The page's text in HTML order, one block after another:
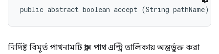
public abstract boolean accept (String pathName)
নির্দিষ্ট বিমূর্ত পাথনামটি ক্লাস পাথ এন্ট্রি তালিকায় অন্তর্ভুক্ত করা